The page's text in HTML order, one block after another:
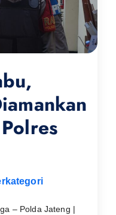
– Polda Jateng |